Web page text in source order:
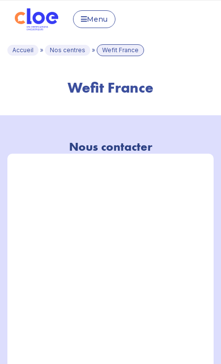
Menu
Accueil » Nos centres » Wefit France
Wefit France
Nous contacter